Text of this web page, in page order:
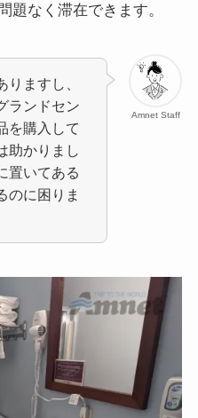
題なく滞在できます。
Amnet Staff
ますし、
ランドセン
を購入して
助かりまし
置いてある
のに困りま